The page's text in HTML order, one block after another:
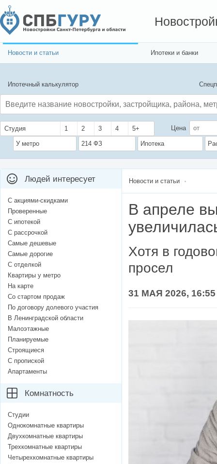
Новости и статьи Ипотеки и банки
Ипотечный калькулятор
Студия 1 2 3 4 5+ Цена
У метро 214 ФЗ Ипотека
Новости и статьи
В апреле
Хотя в
просел
31 МАЯ 2026, 16:55
Людей интересует
С акциями-скидками
Проверенные
С ипотекой
С рассрочкой
Самые дешевые
Самые дорогие
С отделкой
Квартиры у метро
На карте
Со стартом продаж
По договору долевого участия
В Ленинградской области
Малоэтажные
Планируемые
Строящиеся
С пропиской
Апартаменты
Комнатность
Студии
Однокомнатные квартиры
Двухкомнатные квартиры
Трехкомнатные квартиры
Четырехкомнатные квартиры